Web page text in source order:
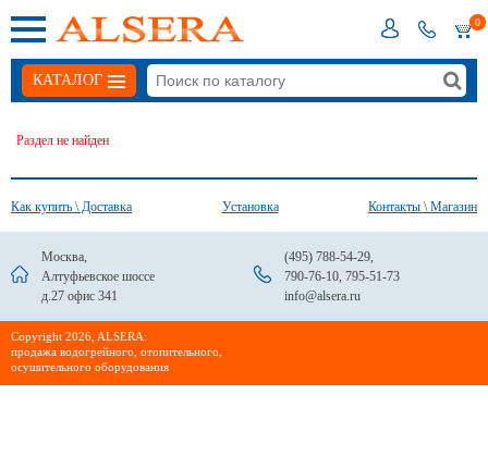
0
КАТАЛОГ
Раздел не найден
Как купить \ Доставка Установка Контакты \ Магазин
Москва,
Алтуфьевское шоссе
д.27 офис 341
(495) 788-54-29,
790-76-10, 795-51-73
info@alsera.ru
Сopyright 2026, ALSERA:
продажа водогрейного, отопительного,
осушительного оборудования